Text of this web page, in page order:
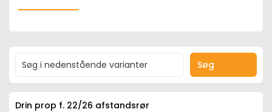
Søg
Drin prop f. 22/26 afstandsrør